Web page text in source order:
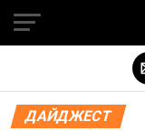
ДАЙДЖЕСТ